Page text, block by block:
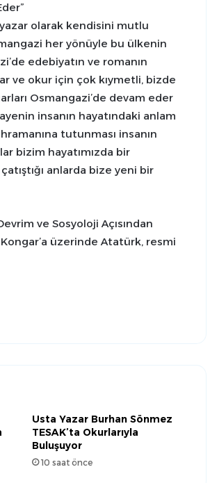
olarak kendisini mutlu
her yönüyle bu ülkenin
edebiyatın ve romanın
ve okur için çok kıymetli, bizde
Osmangazi’de devam eder
insanın hayatındaki anlam
tutunması insanın
bizim hayatımızda bir
anlarda bize yeni bir
ve Sosyoloji Açısından
üzerinde Atatürk, resmi
Usta Yazar Burhan Sönmez
TESAK’ta Okurlarıyla
Buluşuyor
10 saat önce